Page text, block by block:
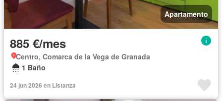
Apartamento
885 €/mes
Centro, Comarca de la Vega de Granada
1 Baño
24 jun 2026 en Listanza